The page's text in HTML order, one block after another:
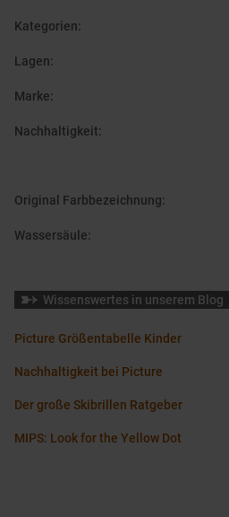
Kategorien:
Lagen:
Marke:
Nachhaltigkeit:
Original Farbbezeichnung:
Wassersäule:
Wissenswertes in unserem Blog
Picture Größentabelle Kinder
Nachhaltigkeit bei Picture
Der große Skibrillen Ratgeber
MIPS: Look for the Yellow Dot